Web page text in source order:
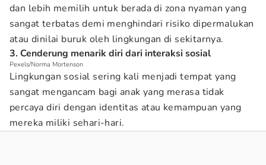
dan lebih memilih untuk berada di zona nyaman yang
sangat terbatas demi menghindari risiko dipermalukan
atau dinilai buruk oleh lingkungan di sekitarnya.
3. Cenderung menarik diri dari interaksi sosial
Pexels/Norma Mortenson
Lingkungan sosial sering kali menjadi tempat yang
sangat mengancam bagi anak yang merasa tidak
percaya diri dengan identitas atau kemampuan yang
mereka miliki sehari-hari.